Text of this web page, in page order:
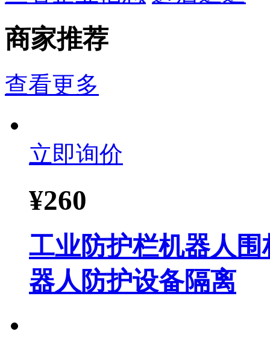
商家推荐
查看更多
立即询价
¥260
工业防护栏机器人
器人防护设备隔离